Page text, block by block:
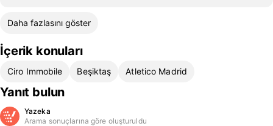
Daha fazlasını göster
İçerik konuları
Ciro Immobile Beşiktaş Atletico Madrid
Yanıt bulun
Yazeka
Arama sonuçlarına göre oluşturuldu